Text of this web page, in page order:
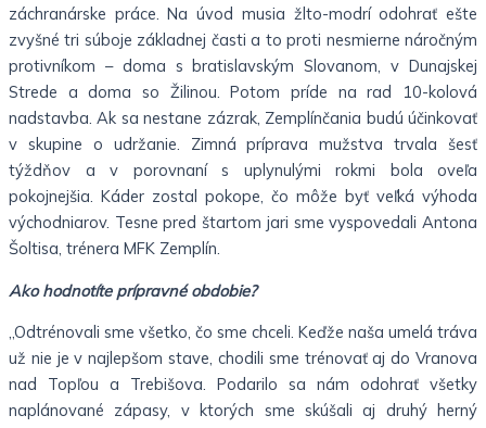
záchranárske práce. Na úvod musia žlto-modrí odohrať ešte
zvyšné tri súboje základnej časti a to proti nesmierne náročným
protivníkom – doma s bratislavským Slovanom, v Dunajskej
Strede a doma so Žilinou. Potom príde na rad 10-kolová
nadstavba. Ak sa nestane zázrak, Zemplínčania budú účinkovať
v skupine o udržanie. Zimná príprava mužstva trvala šesť
týždňov a v porovnaní s uplynulými rokmi bola oveľa
pokojnejšia. Káder zostal pokope, čo môže byť veľká výhoda
východniarov. Tesne pred štartom jari sme vyspovedali Antona
Šoltisa, trénera MFK Zemplín.
Ako hodnotíte prípravné obdobie?
„Odtrénovali sme všetko, čo sme chceli. Keďže naša umelá tráva
už nie je v najlepšom stave, chodili sme trénovať aj do Vranova
nad Topľou a Trebišova. Podarilo sa nám odohrať všetky
naplánované zápasy, v ktorých sme skúšali aj druhý herný